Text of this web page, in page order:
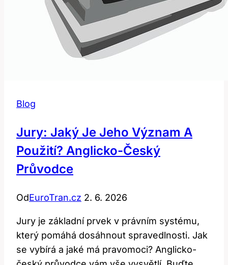
Blog
Jury: Jaký Je Jeho Význam A
Použití? Anglicko-Český
Průvodce
OdEuroTran.cz 2. 6. 2026
Jury je základní prvek v právním systému,
který pomáhá dosáhnout spravedlnosti. Jak
se vybírá a jaké má pravomoci? Anglicko-